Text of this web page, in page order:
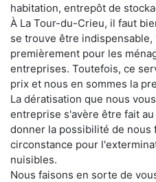
habitation, entrepôt de
À La Tour-du-Crieu, il faut
se trouve être
premièrement pour les
entreprises. Toutefois, ce
prix et nous en sommes la
La dératisation que nous
entreprise s'avère être fait
donner la possibilité de nous
circonstance pour
nuisibles.
Nous faisons en sorte de